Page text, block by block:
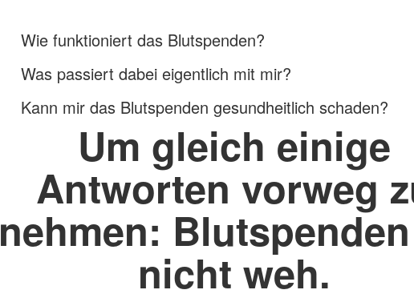
Wie funktioniert das Blutspenden?
Was passiert dabei eigentlich mit mir?
Kann mir das Blutspenden gesundheitlich schaden?
Um gleich einige
Antworten vorweg
nehmen:
nicht weh.